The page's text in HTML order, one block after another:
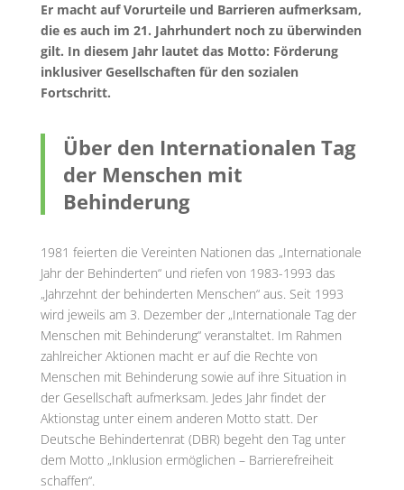
Er macht auf Vorurteile und Barrieren aufmerksam,
die es auch im 21. Jahrhundert noch zu überwinden
gilt. In diesem Jahr lautet das Motto: Förderung
inklusiver Gesellschaften für den sozialen
Fortschritt.
Über den Internationalen Tag
der Menschen mit
Behinderung
1981 feierten die Vereinten Nationen das „Internationale
Jahr der Behinderten“ und riefen von 1983-1993 das
„Jahrzehnt der behinderten Menschen“ aus. Seit 1993
wird jeweils am 3. Dezember der „Internationale Tag der
Menschen mit Behinderung“ veranstaltet. Im Rahmen
zahlreicher Aktionen macht er auf die Rechte von
Menschen mit Behinderung sowie auf ihre Situation in
der Gesellschaft aufmerksam. Jedes Jahr findet der
Aktionstag unter einem anderen Motto statt. Der
Deutsche Behindertenrat (DBR) begeht den Tag unter
dem Motto „Inklusion ermöglichen – Barrierefreiheit
schaffen“.